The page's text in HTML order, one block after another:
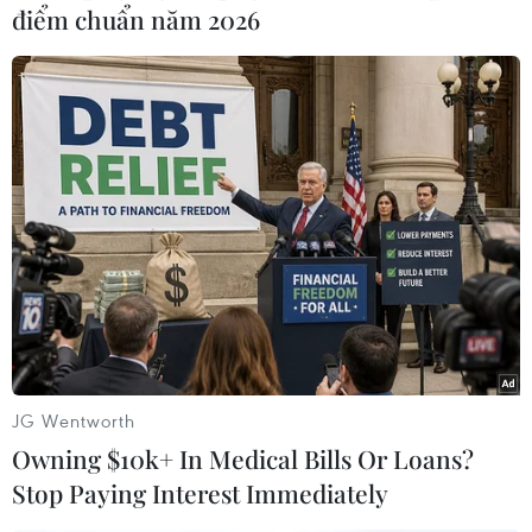
điểm này, do nhìn thấy tắc đường, sợ đi làm
muộn nên Tuấn Anh đã cố tình vi phạm luật
giao thông đường bộ.
Hiện Đội tuyên truyền và xử lý tai nạn đã tiến
hành lập biên bản “phạt nguội” anh Tuấn Anh
đối chiếu với những lỗi đã được giám sát qua
camera.
Play
Video
điểm chuẩn năm 2026
JG Wentworth
Owning $10k+ In Medical Bills Or Loans?
Stop Paying Interest Immediately